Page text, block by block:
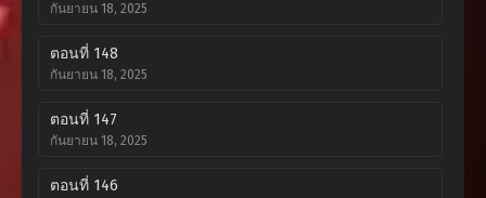
กันยายน 18, 2025
ตอนที่ 148
กันยายน 18, 2025
ตอนที่ 147
กันยายน 18, 2025
ตอนที่ 146